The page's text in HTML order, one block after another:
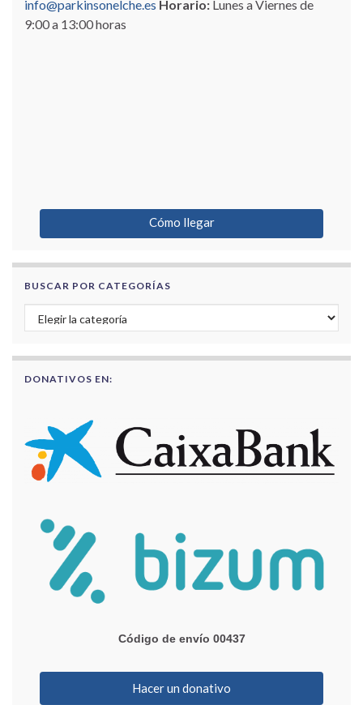
info@parkinsonelche.es Horario: Lunes a Viernes de
9:00 a 13:00 horas
Cómo llegar
BUSCAR POR CATEGORÍAS
Buscar por categorías
DONATIVOS EN:
Código de envío 00437
Hacer un donativo